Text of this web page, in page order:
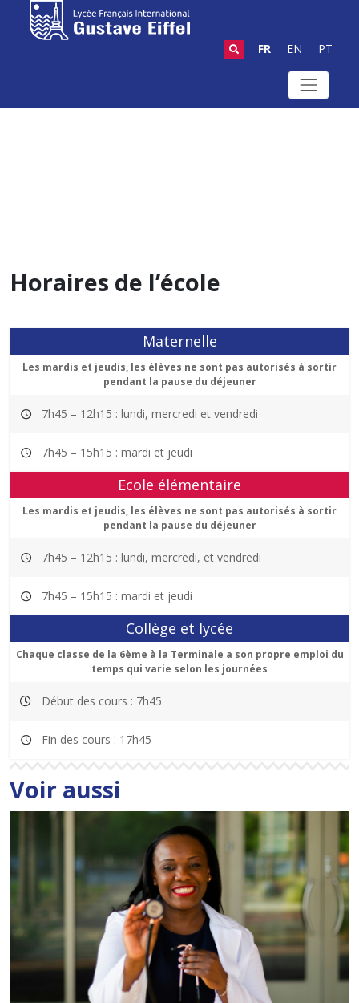
FR EN PT
Horaires de l’école
Maternelle
Les mardis et jeudis, les élèves ne sont pas autorisés à sortir
pendant la pause du déjeuner
7h45 – 12h15 : lundi, mercredi et vendredi
7h45 – 15h15 : mardi et jeudi
Ecole élémentaire
Les mardis et jeudis, les élèves ne sont pas autorisés à sortir
pendant la pause du déjeuner
7h45 – 12h15 : lundi, mercredi, et vendredi
7h45 – 15h15 : mardi et jeudi
Collège et lycée
Chaque classe de la 6ème à la Terminale a son propre emploi du
temps qui varie selon les journées
Début des cours : 7h45
Fin des cours : 17h45
Voir aussi